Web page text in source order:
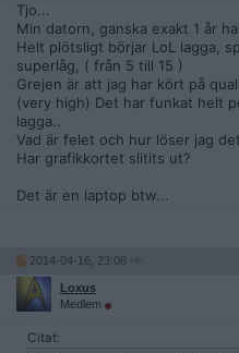
Tjo...
Min datorn, ganska exakt 1 år
Helt plötsligt börjar LoL lagga,
superlåg, ( från 5 till 15 )
Grejen är att jag har kört på
(very high) Det har funkat helt
lagga..
Vad är felet och hur löser jag
Har grafikkortet slitits ut?
Det är en laptop btw...
2014-04-16, 23:08
Loxus
Medlem
Citat: